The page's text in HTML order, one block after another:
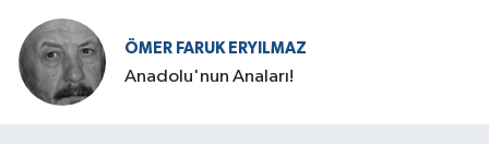
ÖMER FARUK ERYILMAZ
Anadolu'nun Anaları!